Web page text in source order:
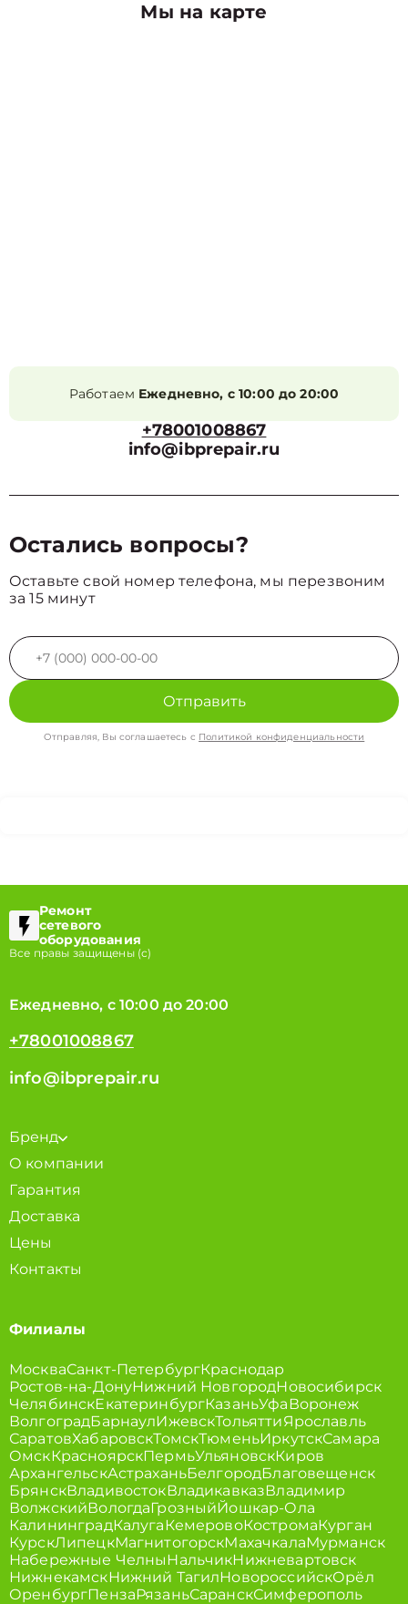
Мы на карте
Работаем Ежедневно, с 10:00 до 20:00
+78001008867
info@ibprepair.ru
Остались вопросы?
Оставьте свой номер телефона, мы перезвоним
за 15 минут
Отправить
Отправляя, Вы соглашаетесь с Политикой конфиденциальности
Ремонт
сетевого
оборудования
Все правы защищены (с)
Ежедневно, с 10:00 до 20:00
+78001008867
info@ibprepair.ru
Бренд
О компании
Гарантия
Доставка
Цены
Контакты
Филиалы
МоскваСанкт-ПетербургКраснодар
Ростов-на-ДонуНижний НовгородНовосибирск
ЧелябинскЕкатеринбургКазаньУфаВоронеж
ВолгоградБарнаулИжевскТольяттиЯрославль
СаратовХабаровскТомскТюменьИркутскСамара
ОмскКрасноярскПермьУльяновскКиров
АрхангельскАстраханьБелгородБлаговещенск
БрянскВладивостокВладикавказВладимир
ВолжскийВологдаГрозныйЙошкар-Ола
КалининградКалугаКемеровоКостромаКурган
КурскЛипецкМагнитогорскМахачкалаМурманск
Набережные ЧелныНальчикНижневартовск
НижнекамскНижний ТагилНовороссийскОрёл
ОренбургПензаРязаньСаранскСимферополь